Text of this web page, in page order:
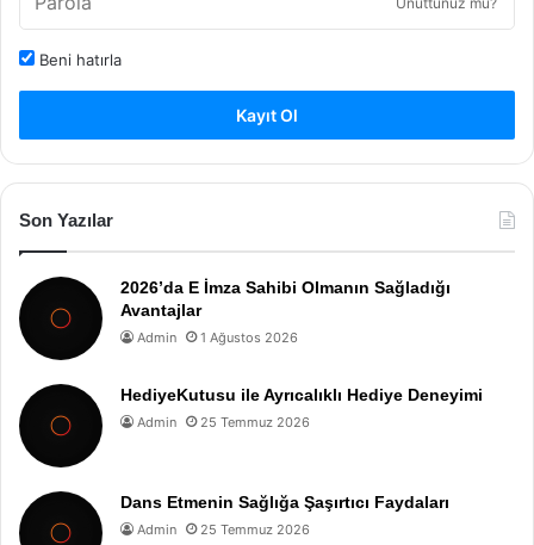
Beni hatırla
Kayıt Ol
Son Yazılar
2026’da E İmza Sahibi Olmanın Sağladığı
Avantajlar
Admin 1 Ağustos 2026
HediyeKutusu ile Ayrıcalıklı Hediye Deneyimi
Admin 25 Temmuz 2026
Dans Etmenin Sağlığa Şaşırtıcı Faydaları
Admin 25 Temmuz 2026